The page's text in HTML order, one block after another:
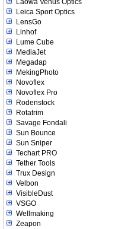
Laowa Venus Optics
Leica Sport Optics
LensGo
Linhof
Lume Cube
MediaJet
Megadap
MekingPhoto
Novoflex
Novoflex Pro
Rodenstock
Rotatrim
Savage Fondali
Sun Bounce
Sun Sniper
Techart PRO
Tether Tools
Trux Design
Velbon
VisibleDust
VSGO
Wellmaking
Zeapon